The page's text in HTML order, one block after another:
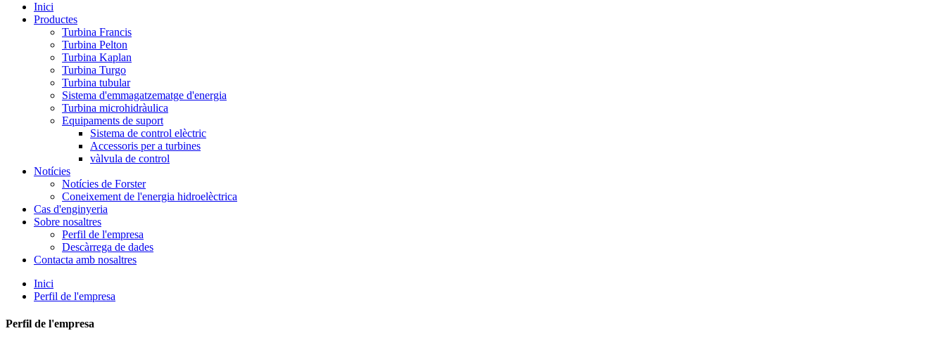
Inici
Productes
Turbina Francis
Turbina Pelton
Turbina Kaplan
Turbina Turgo
Turbina tubular
Sistema d'emmagatzematge d'energia
Turbina microhidràulica
Equipaments de suport
Sistema de control elèctric
Accessoris per a turbines
vàlvula de control
Notícies
Notícies de Forster
Coneixement de l'energia hidroelèctrica
Cas d'enginyeria
Sobre nosaltres
Perfil de l'empresa
Descàrrega de dades
Contacta amb nosaltres
Inici
Perfil de l'empresa
Perfil de l'empresa